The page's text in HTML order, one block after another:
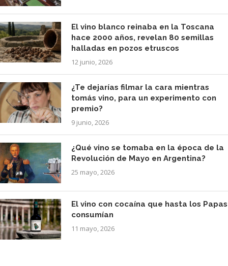
El vino blanco reinaba en la Toscana
hace 2000 años, revelan 80 semillas
halladas en pozos etruscos
12 junio, 2026
¿Te dejarías filmar la cara mientras
tomás vino, para un experimento con
premio?
9 junio, 2026
¿Qué vino se tomaba en la época de la
Revolución de Mayo en Argentina?
25 mayo, 2026
El vino con cocaína que hasta los Papas
consumían
11 mayo, 2026